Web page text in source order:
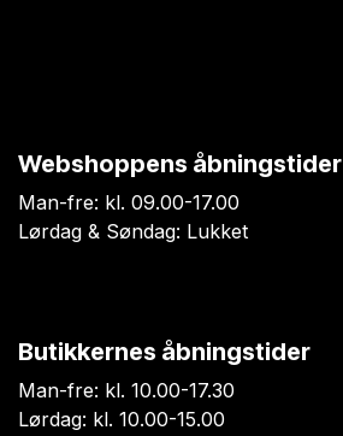
Webshoppens åbningstider
Man-fre: kl. 09.00-17.00
Lørdag & Søndag: Lukket
Butikkernes åbningstider
Man-fre: kl. 10.00-17.30
Lørdag: kl. 10.00-15.00